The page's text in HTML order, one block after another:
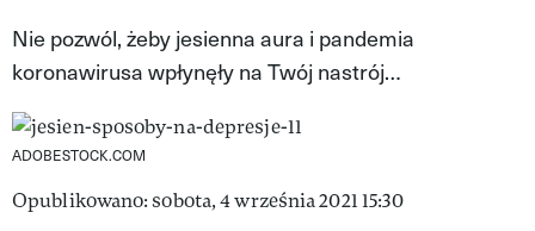
VIVA!MAN
VIVA!PEOPLE POWER
Nie pozwól, żeby jesienna aura i pandemia
koronawirusa wpłynęły na Twój nastrój…
ADOBESTOCK.COM
Opublikowano: sobota, 4 września 2021 15:30